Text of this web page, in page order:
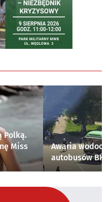
Polką.
Miss
Awaria
autobusów